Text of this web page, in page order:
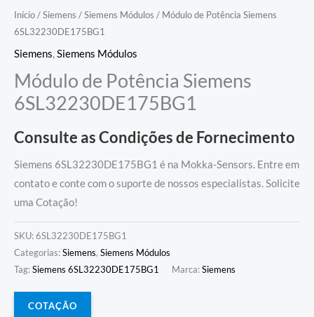
Início/Siemens /Siemens Módulos / Módulo de Potência Siemens
6SL32230DE175BG1
Siemens,Siemens Módulos
Módulo de Potência Siemens
6SL32230DE175BG1
Consulte as Condições de Fornecimento
Siemens 6SL32230DE175BG1 é na Mokka-Sensors. Entre em
contato e conte com o suporte de nossos especialistas. Solicite
uma Cotação!
SKU:6SL32230DE175BG1
Categorias:Siemens, Siemens Módulos
Tag:Siemens 6SL32230DE175BG1 Marca:Siemens
COTAÇÃO